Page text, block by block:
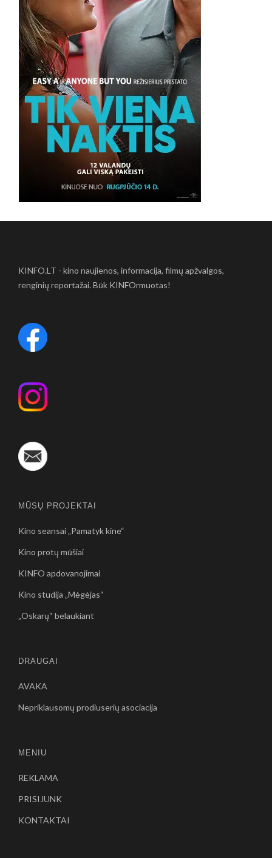
KINFO.LT - kino naujienos, informacija, filmų apžvalgos,
renginių reportažai. Būk KINFOrmuotas!
MŪSŲ PROJEKTAI
Kino seansai „Pamatyk kine“
Kino protų mūšiai
KINFO apdovanojimai
Kino studija „Mėgėjas“
„Oskarų“ belaukiant
DRAUGAI
AVAKA
Nepriklausomų prodiuserių asociacija
MENIU
REKLAMA
PRISIJUNK
KONTAKTAI